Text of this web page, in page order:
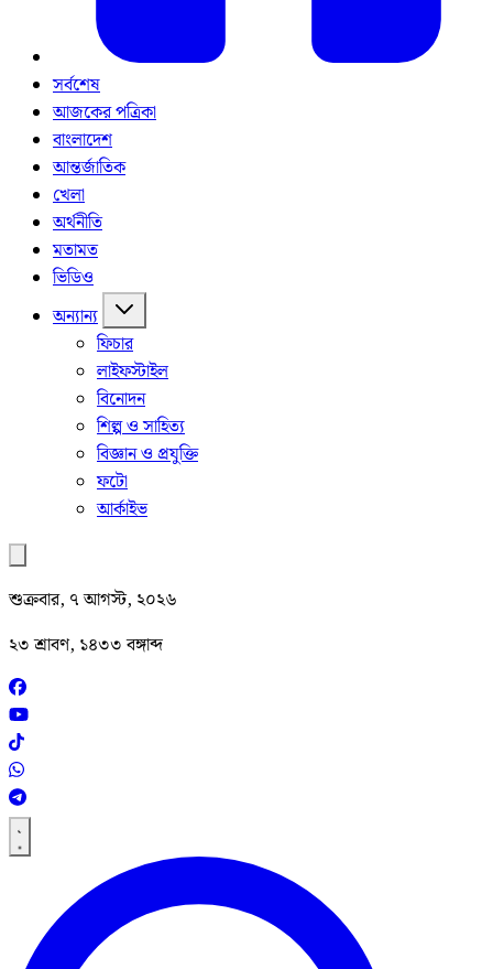
সর্বশেষ
আজকের পত্রিকা
বাংলাদেশ
আন্তর্জাতিক
খেলা
অর্থনীতি
মতামত
ভিডিও
অন্যান্য
ফিচার
লাইফস্টাইল
বিনোদন
শিল্প ও সাহিত্য
বিজ্ঞান ও প্রযুক্তি
ফটো
আর্কাইভ
শুক্রবার, ৭ আগস্ট, ২০২৬
২৩ শ্রাবণ, ১৪৩৩ বঙ্গাব্দ